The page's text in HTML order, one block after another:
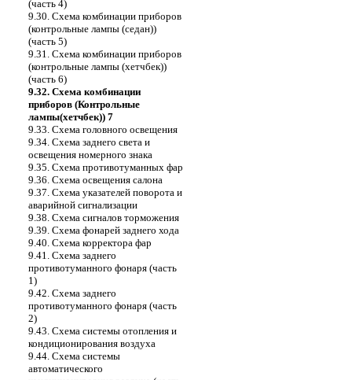
(часть 4)
9.30. Схема комбинации приборов
(контрольные лампы (седан))
(часть 5)
9.31. Схема комбинации приборов
(контрольные лампы (хетчбек))
(часть 6)
9.32. Схема комбинации
приборов (Контрольные
лампы(хетчбек)) 7
9.33. Схема головного освещения
9.34. Схема заднего света и
освещения номерного знака
9.35. Cхема противотуманных фар
9.36. Cхема освещения салона
9.37. Схема указателей поворота и
аварийной сигнализации
9.38. Cхема сигналов торможения
9.39. Cхема фонарей заднего хода
9.40. Схема корректора фар
9.41. Схема заднего
противотуманного фонаря (часть
1)
9.42. Схема заднего
противотуманного фонаря (часть
2)
9.43. Схема системы отопления и
кондиционирования воздуха
9.44. Схема системы
автоматического